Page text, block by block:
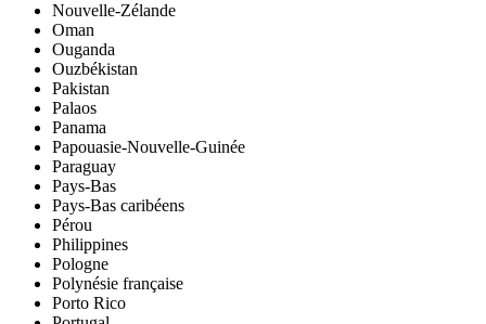
Nouvelle-Zélande
Oman
Ouganda
Ouzbékistan
Pakistan
Palaos
Panama
Papouasie-Nouvelle-Guinée
Paraguay
Pays-Bas
Pays-Bas caribéens
Pérou
Philippines
Pologne
Polynésie française
Porto Rico